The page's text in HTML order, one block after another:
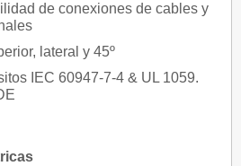
de conexiones de cables y
lateral y 45º
IEC 60947-7-4 & UL 1059.